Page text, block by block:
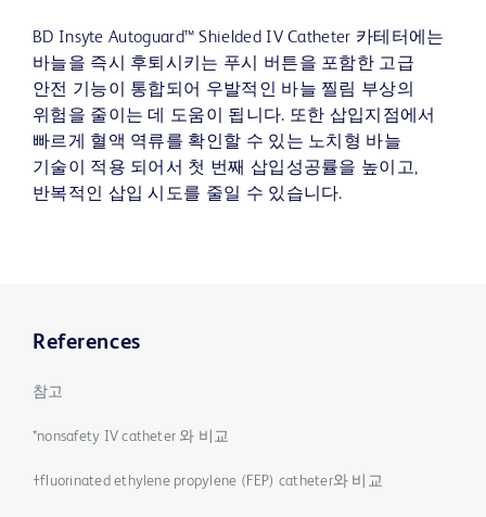
BD Insyte Autoguard™ Shielded IV Catheter 카테터에는
바늘을 즉시 후퇴시키는 푸시 버튼을 포함한 고급
안전 기능이 통합되어 우발적인 바늘 찔림 부상의
위험을 줄이는 데 도움이 됩니다. 또한 삽입지점에서
빠르게 혈액 역류를 확인할 수 있는 노치형 바늘
기술이 적용 되어서 첫 번째 삽입성공률을 높이고,
반복적인 삽입 시도를 줄일 수 있습니다.
References
참고
*nonsafety IV catheter 와 비교
†fluorinated ethylene propylene (FEP) catheter와 비교